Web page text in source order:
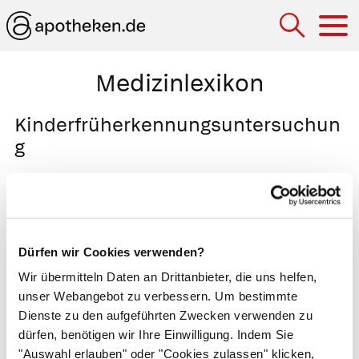
Dürfen wir Cookies verwenden?
Wir übermitteln Daten an Drittanbieter, die uns helfen,
unser Webangebot zu verbessern. Um bestimmte
Dienste zu den aufgeführten Zwecken verwenden zu
dürfen, benötigen wir Ihre Einwilligung. Indem Sie
"Auswahl erlauben" oder "Cookies zulassen" klicken,
Medizinlexikon
Kinderfrüherkennungsuntersuchun
g
U1 bis U10, die zehn von der Krankenkasse
finanzierten Routinetermine beim Kinderarzt. Die
Kinderkrankheiten und Entwicklungsstörungen
rechtzeitig zu erkennen. Sie begleiten das Kind
von seinen ersten Lebensstunden bis zum 13.
Lebensjahr. Der Arzt befragt die
Erziehungsperson nach der Entwicklung des